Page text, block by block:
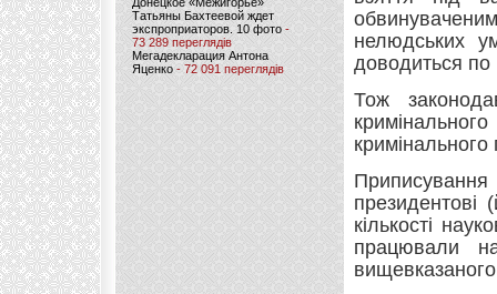
Татьяны Бахтеевой ждет
экспроприаторов. 10 фото -
73 289 переглядів
Мегадекларация Антона
Яценко - 72 091 переглядів
нелюдських
доводиться по
Тож
президентові
кількості
працювали